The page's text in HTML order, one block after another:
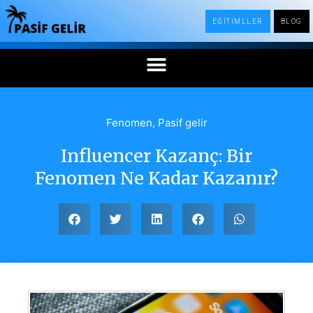
EĞİTİMLLER BLOG
Fenomen, Pasif gelir
Influencer Kazanç: Bir
Fenomen Ne Kadar Kazanır?